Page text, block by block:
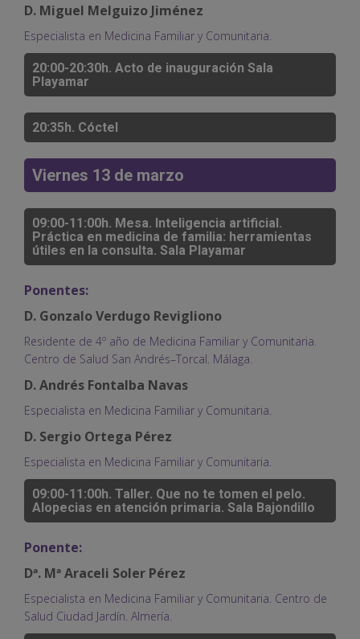
D. Miguel Melguizo Jiménez
Especialista en Medicina Familiar y Comunitaria.
20:00-20:30h. Acto de inauguración Sala
Playamar
20:35h. Cóctel
Viernes 13 de marzo
09:00-11:00h. Mesa. Inteligencia artificial.
Práctica en medicina de familia: herramientas
útiles en la consulta. Sala Playamar
Ponentes:
D. Gonzalo Verdugo Revigliono
Residente de 4º año de Medicina Familiar y Comunitaria.
Centro de Salud San Andrés–Torcal. Málaga.
D. Andrés Fontalba Navas
Especialista en Medicina Familiar y Comunitaria.
D. Sergio Ortega Pérez
Especialista en Medicina Familiar y Comunitaria.
09:00-11:00h. Taller. Que no te tomen el pelo.
Alopecias en atención primaria. Sala Bajondillo
Ponente:
Dª. Mª Araceli Soler Pérez
Especialista en Medicina Familiar y Comunitaria. Centro de
Salud Ciudad Jardín. Almería.